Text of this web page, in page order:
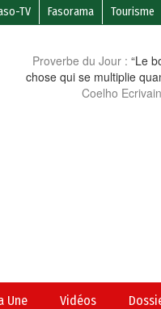
TV Fasorama Tourisme
Proverbe du Jour : “Le
chose qui se multiplie
Coelho
Une Vidéos